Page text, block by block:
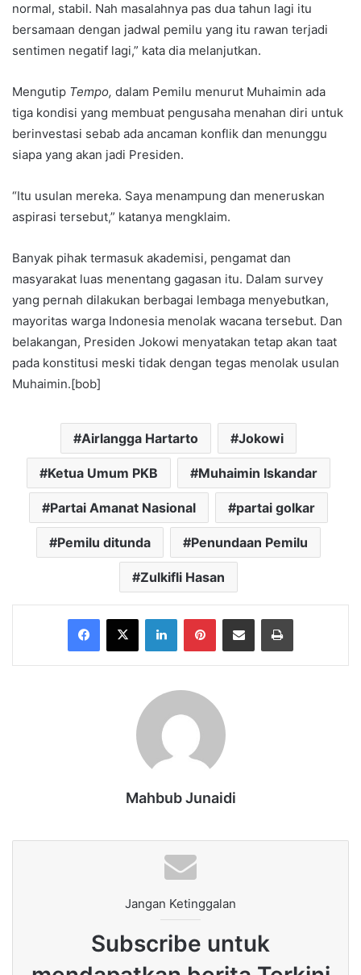
normal, stabil. Nah masalahnya pas dua tahun lagi itu
bersamaan dengan jadwal pemilu yang itu rawan terjadi
sentimen negatif lagi,” kata dia melanjutkan.
Mengutip Tempo, dalam Pemilu menurut Muhaimin ada
tiga kondisi yang membuat pengusaha menahan diri untuk
berinvestasi sebab ada ancaman konflik dan menunggu
siapa yang akan jadi Presiden.
“Itu usulan mereka. Saya menampung dan meneruskan
aspirasi tersebut,” katanya mengklaim.
Banyak pihak termasuk akademisi, pengamat dan
masyarakat luas menentang gagasan itu. Dalam survey
yang pernah dilakukan berbagai lembaga menyebutkan,
mayoritas warga Indonesia menolak wacana tersebut. Dan
belakangan, Presiden Jokowi menyatakan tetap akan taat
pada konstitusi meski tidak dengan tegas menolak usulan
Muhaimin.[bob]
Airlangga Hartarto Jokowi
Ketua Umum PKB Muhaimin Iskandar
Partai Amanat Nasional partai golkar
Pemilu ditunda Penundaan Pemilu
Zulkifli Hasan
Facebook
X LinkedInPinterestShare via Email Print
Mahbub Junaidi
Jangan Ketinggalan
Subscribe untuk